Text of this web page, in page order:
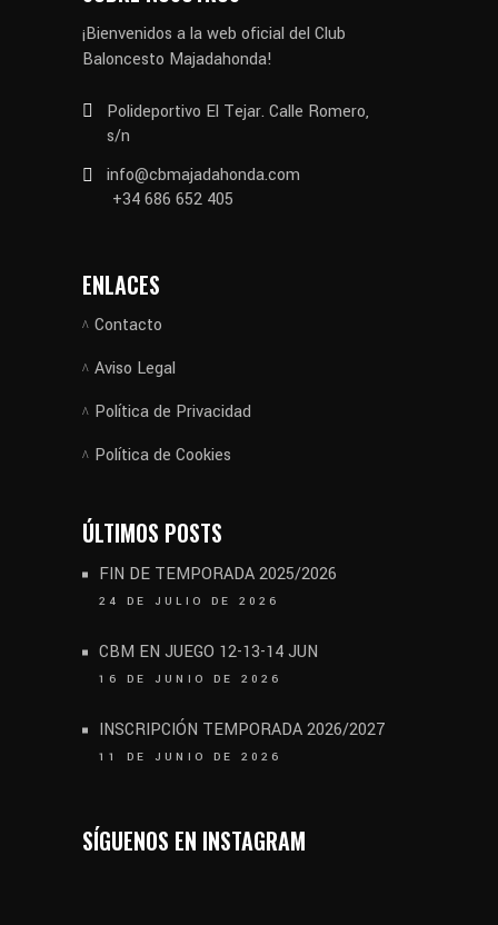
¡Bienvenidos a la web oficial del Club
Baloncesto Majadahonda!
Polideportivo El Tejar. Calle Romero,
s/n
info@cbmajadahonda.com
+34 686 652 405
ENLACES
Contacto
Aviso Legal
Política de Privacidad
Política de Cookies
ÚLTIMOS POSTS
FIN DE TEMPORADA 2025/2026
24 DE JULIO DE 2026
CBM EN JUEGO 12-13-14 JUN
16 DE JUNIO DE 2026
INSCRIPCIÓN TEMPORADA 2026/2027
11 DE JUNIO DE 2026
SÍGUENOS EN INSTAGRAM